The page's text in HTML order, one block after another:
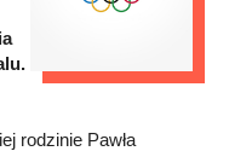
rodzinie Pawła